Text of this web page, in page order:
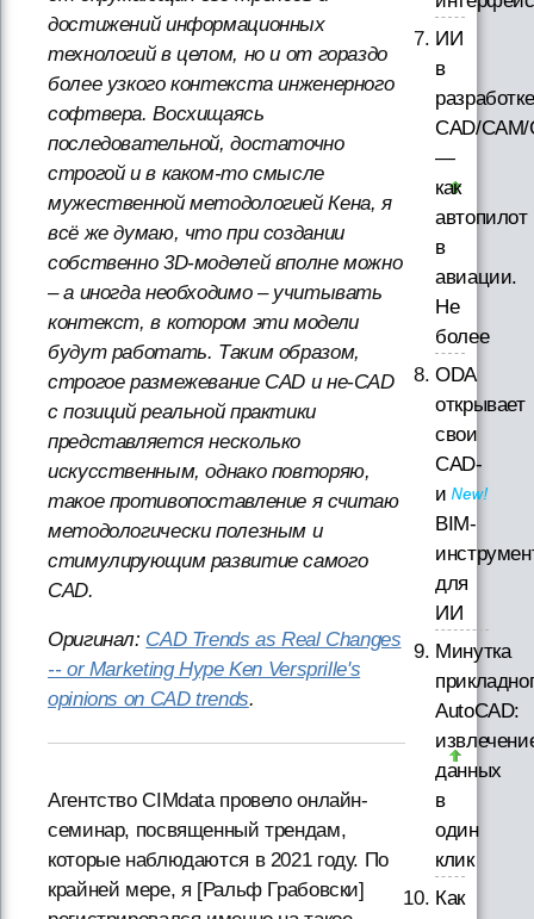
достижений информационных
технологий в целом, но и от гораздо
более узкого контекста инженерного
софтвера. Восхищаясь
последовательной, достаточно
строгой и в каком-то смысле
мужественной методологией Кена, я
всё же думаю, что при создании
собственно 3D-моделей вполне можно
– а иногда необходимо – учитывать
контекст, в котором эти модели
будут работать. Таким образом,
строгое размежевание CAD и не-CAD
с позиций реальной практики
представляется несколько
искусственным, однако повторяю,
такое противопоставление я считаю
методологически полезным и
стимулирующим развитие самого
CAD.
Оригинал: CAD Trends as Real Changes
-- or Marketing Hype Ken Versprille's
opinions on CAD trends.
Агентство CIMdata провело онлайн-
семинар, посвященный трендам,
которые наблюдаются в 2021 году. По
крайней мере, я [Ральф Грабовски]
ИИ
в
разработке
CAD/
—
как
автопилот
в
авиации.
Не
более
ODA
открывает
свои
CAD-
и
BIM-
для
ИИ
Минутка
AutoCAD:
данных
в
один
клик
Как